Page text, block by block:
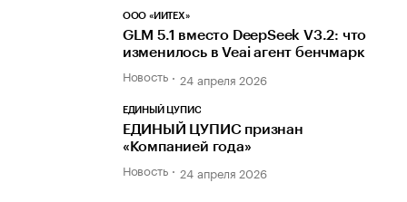
ООО «ИИТЕХ»
GLM 5.1 вместо DeepSeek V3.2: что
изменилось в Veai агент бенчмарк
Новость 24 апреля 2026
ЕДИНЫЙ ЦУПИС
ЕДИНЫЙ ЦУПИС признан
«Компанией года»
Новость 24 апреля 2026